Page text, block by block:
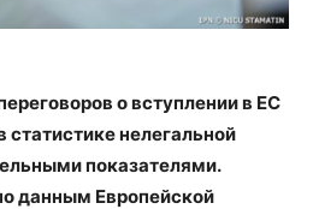
о вступлении в ЕС
нелегальной
показателями.
данным Европейской